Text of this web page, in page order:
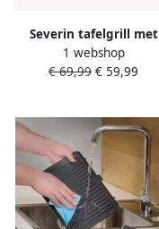
Severin tafelgrill met
grillrooster
1 webshop
€ 69,99 € 59,99